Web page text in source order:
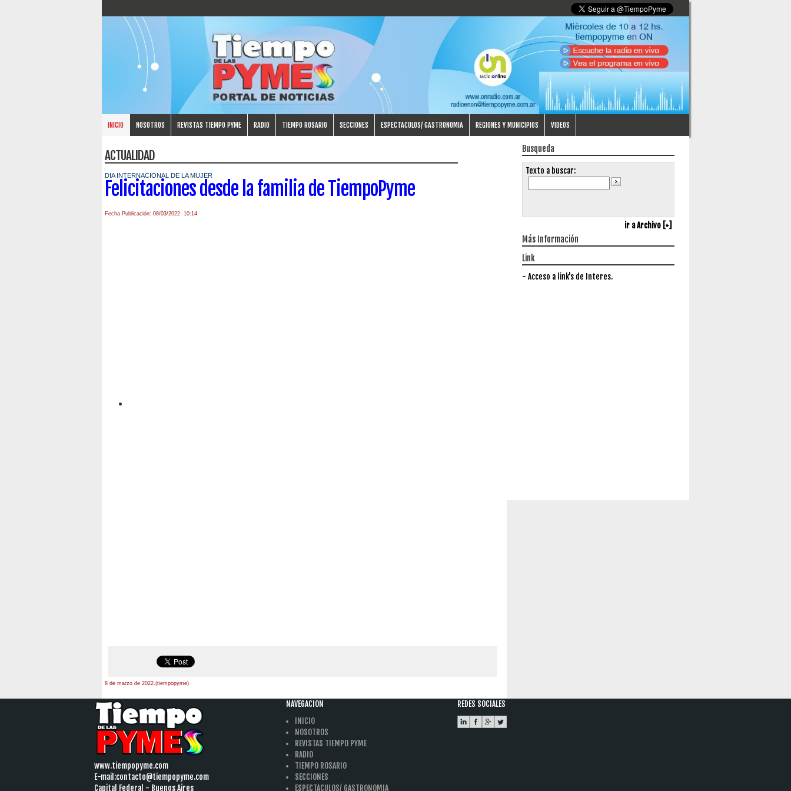
INICIO NOSOTROS REVISTAS TIEMPO PYME RADIO TIEMPO ROSARIO SECCIONES ESPECTACULOS/ GASTRONOMIA REGIONES Y MUNICIPIOS VIDEOS
ACTUALIDAD
DIA INTERNACIONAL DE LA MUJER
Felicitaciones desde la familia de TiempoPyme
Fecha Publicación: 08/03/2022 10:14
8 de marzo de 2022.(tiempopyme)
Busqueda
Texto a buscar:
ir a Archivo [+]
Más Información
Link
- Acceso a link's de Interes.
www.tiempopyme.com
E-mail:contacto@tiempopyme.com
Capital Federal - Buenos Aires
NAVEGACION
INICIO
NOSOTROS
REVISTAS TIEMPO PYME
RADIO
TIEMPO ROSARIO
SECCIONES
ESPECTACULOS/ GASTRONOMIA
REDES SOCIALES